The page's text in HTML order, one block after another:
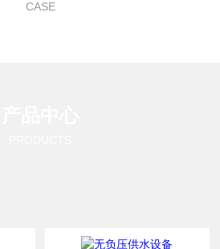
CASE